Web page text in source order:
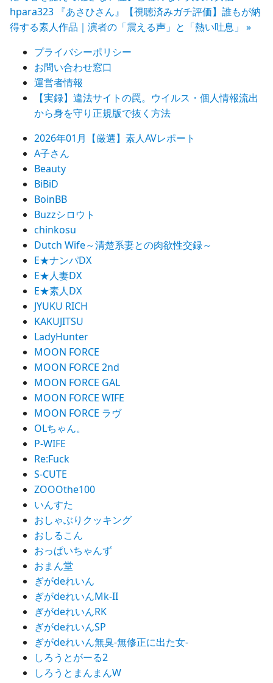
稿
ナ
ビ
ゲ
ー
ョ
ン
hpara323 『あさひさん』【視聴済みガチ評価】誰もが納
得する素人作品｜演者の「震える声」と「熱い吐息」 »
プライバシーポリシー
お問い合わせ窓口
運営者情報
【実録】違法サイトの罠。ウイルス・個人情報流出
から身を守り正規版で抜く方法
2026年01月【厳選】素人AVレポート
A子さん
Beauty
BiBiD
BoinBB
Buzzシロウト
chinkosu
Dutch Wife～清楚系妻との肉欲性交録～
E★ナンパDX
E★人妻DX
E★素人DX
JYUKU RICH
KAKUJITSU
LadyHunter
MOON FORCE
MOON FORCE 2nd
MOON FORCE GAL
MOON FORCE WIFE
MOON FORCE ラヴ
OLちゃん。
P-WIFE
Re:Fuck
S-CUTE
ZOOOthe100
いんすた
おしゃぶりクッキング
おしるこん
おっぱいちゃんず
おまん堂
ぎがdeれいん
ぎがdeれいんMk-II
ぎがdeれいんRK
ぎがdeれいんSP
ぎがdeれいん無臭-無修正に出た女-
しろうとがーる2
しろうとまんまんW